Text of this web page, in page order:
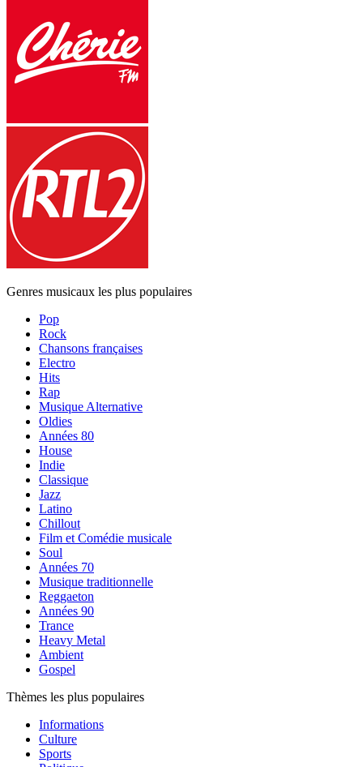
Genres musicaux les plus populaires
Pop
Rock
Chansons françaises
Electro
Hits
Rap
Musique Alternative
Oldies
Années 80
House
Indie
Classique
Jazz
Latino
Chillout
Film et Comédie musicale
Soul
Années 70
Musique traditionnelle
Reggaeton
Années 90
Trance
Heavy Metal
Ambient
Gospel
Thèmes les plus populaires
Informations
Culture
Sports